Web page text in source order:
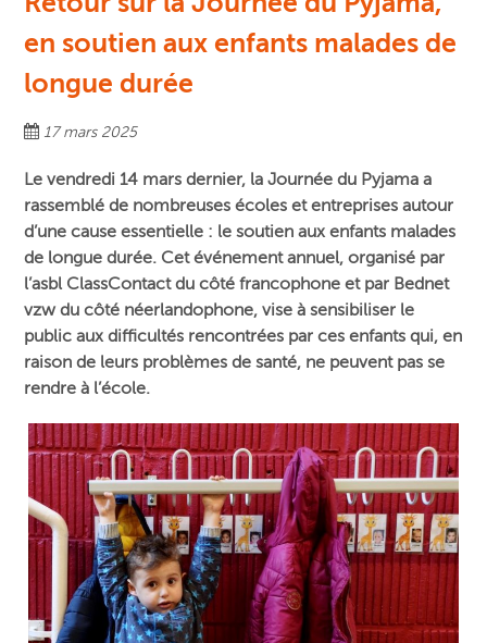
en soutien aux enfants malades de
longue durée
17 mars 2025
Le vendredi 14 mars dernier, la Journée du Pyjama a
rassemblé de nombreuses écoles et entreprises autour
d’une cause essentielle : le soutien aux enfants malades
de longue durée. Cet événement annuel, organisé par
l’asbl ClassContact du côté francophone et par Bednet
vzw du côté néerlandophone, vise à sensibiliser le
public aux difficultés rencontrées par ces enfants qui, en
raison de leurs problèmes de santé, ne peuvent pas se
rendre à l’école.